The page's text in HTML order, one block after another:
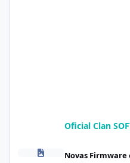
Oficial Clan
Redmi Turbo 5 (klee) ENG
Novas Firmware